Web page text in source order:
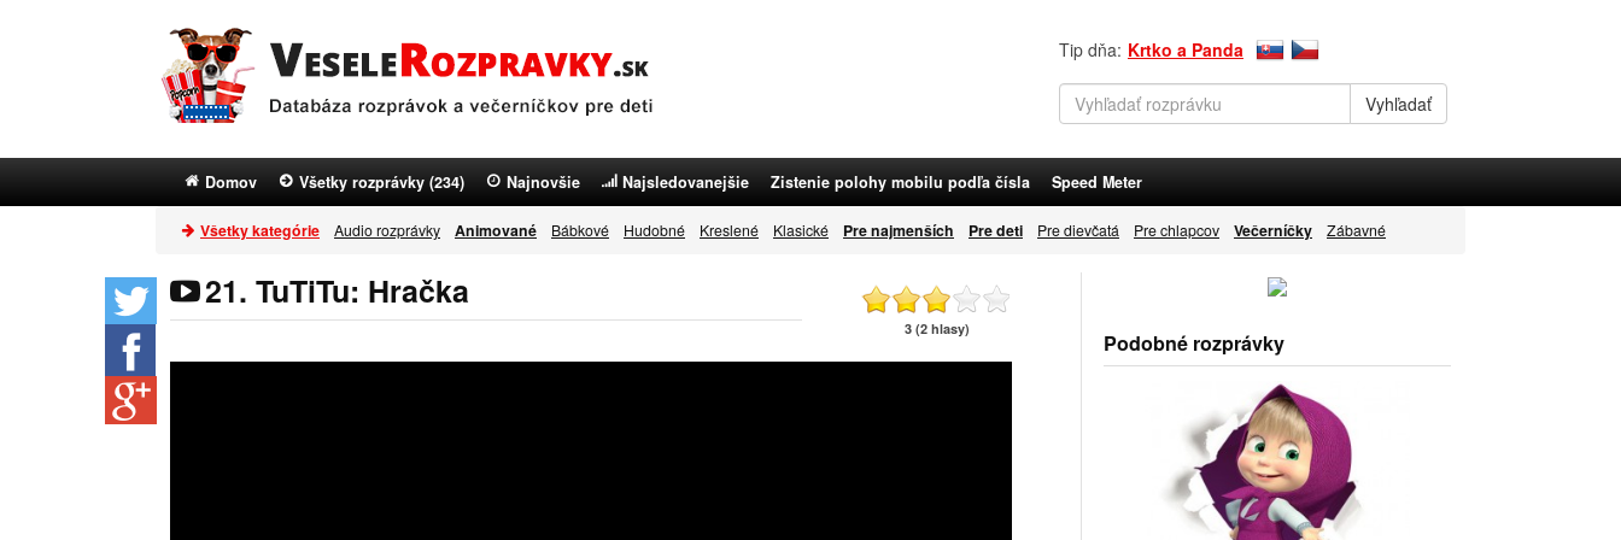
Tip dňa: Krtko a Panda
Domov Všetky rozprávky (234) Najnovšie Najsledovanejšie Zistenie polohy mobilu podľa čísla Speed Meter
Všetky kategórie Audio rozprávky Animované Bábkové Hudobné Kreslené Klasické Pre najmenších Pre deti Pre dievčatá Pre chlapcov Večerníčky Zábavné
21. TuTiTu: Hračka
3 (2 hlasy)
Podobné rozprávky